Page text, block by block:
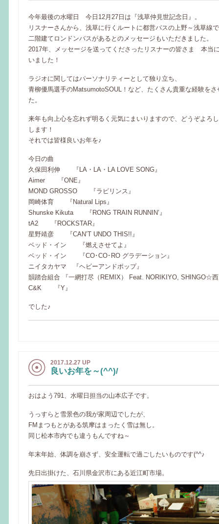
今年最後の水曜日 今日12月27日は『浅草仲見世記念日』。
リスナーさんから、浅草に行くルートに都営バスの上野～浅草線
二階建てロンドンバスがあるとのメッセージもいただきました。
2017年、メッセージを送ってくださったリスナーの皆さま 本当
いました！
ラジオに関してはパーソナリティーとして独り立ち、
青柳優馬選手のMatsumotoSOUL！など、たくさん貴重な経験を
た。
来年も向上心を忘れず明るく元気にまいりますので、どうぞよろ
します！
それでは皆様良いお年を♪
今日の曲
久保田利伸 『LA・LA・LA LOVE SONG』
Aimer 『ONE』
MOND GROSSO 『ラピリンス』
岡崎体育 『Natural Lips』
Shunske Kikuta 『RONG TRAIN RUNNIN’』
tA2 『ROCKSTAR』
星野靖彦 『CAN’T UNDO THIS!!』
ベッド・イン 『燃えさせてよ』
ベッド・イン 『CO･CO･RO グラデーション』
ニイタカヤマ 『ヘビーアンドポップ』
韻踏合組合 『一網打尽（REMIX） Feat. NORIKIYO, SHINGO☆
C&K 『Y』
でした♪
2017.12.27 UP
良いお年を～(^^)/
おはよう791、水曜日担当の山本広子です。
うっすらと雪景色の我が家周辺でしたが、
FMまつもとがある筑摩はまったく雪は無し。
同じ松本市内でも違うもんですね～
年末年始、体調を崩さず、安全運転で過ごしたいものです(^^♪
先日出掛けた、石川県金沢市にある近江町市場。